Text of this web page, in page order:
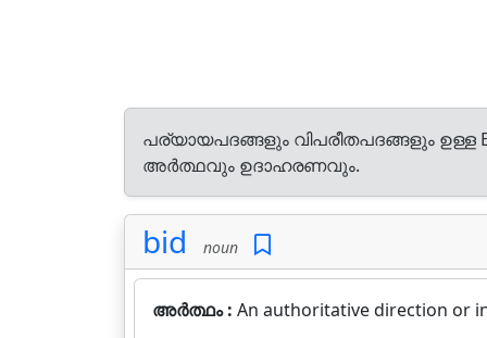
പര്യായപദങ്ങളും വിപരീതപദങ്ങളും
അർത്ഥവും ഉദാഹരണവും.
bid noun
അർത്ഥം : An authoritative direction or